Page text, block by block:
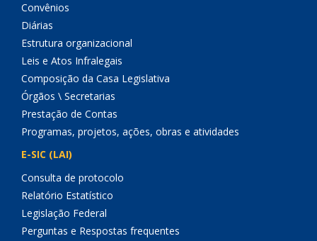
Convênios
Diárias
Estrutura organizacional
Leis e Atos Infralegais
Composição da Casa Legislativa
Órgãos \ Secretarias
Prestação de Contas
Programas, projetos, ações, obras e atividades
E-SIC (LAI)
Consulta de protocolo
Relatório Estatístico
Legislação Federal
Perguntas e Respostas frequentes